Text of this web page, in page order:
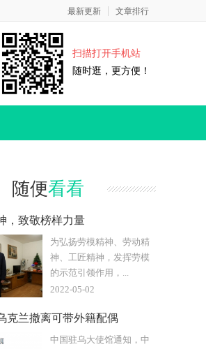
最新更新 文章排行
扫描打开手机站
随时逛，更方便！
随便看看
，致敬榜样力量
为弘扬劳模精神、劳动精
神、工匠精神，发挥劳模
的示范引领作用，...
2022-05-02
克兰撤离可带外籍配偶
中国驻乌大使馆通知，中